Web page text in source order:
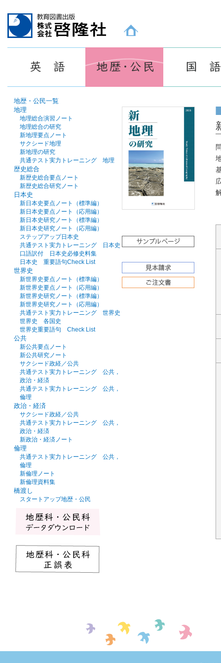
地歴・公民一覧
地理
地理総合演習ノート
地理総合の研究
新地理要点ノート
サクシード地理
新地理の研究
共通テスト実力トレーニング 地理
歴史総合
新歴史総合要点ノート
新歴史総合研究ノート
日本史
新日本史要点ノート（標準編）
新日本史要点ノート（応用編）
新日本史研究ノート（標準編）
新日本史研究ノート（応用編）
ステップアップ日本史
共通テスト実力トレーニング 日本史
口語訳付 日本史必修史料集
日本史 重要語句Check List
世界史
新世界史要点ノート（標準編）
新世界史要点ノート（応用編）
新世界史研究ノート（標準編）
新世界史研究ノート（応用編）
共通テスト実力トレーニング 世界史
世界史 各国史
世界史重要語句 Check List
公共
新公共要点ノート
新公共研究ノート
サクシード政経／公共
共通テスト実力トレーニング 公共，
政治・経済
共通テスト実力トレーニング 公共，
倫理
政治・経済
サクシード政経／公共
共通テスト実力トレーニング 公共，
政治・経済
新政治・経済ノート
倫理
共通テスト実力トレーニング 公共，
倫理
新倫理ノート
新倫理資料集
橋渡し
スタートアップ地歴・公民